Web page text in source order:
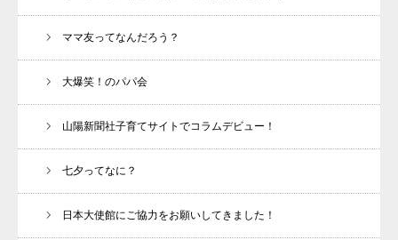
ママ友ってなんだろう？
大爆笑！のパパ会
山陽新聞社子育てサイトでコラムデビュー！
七夕ってなに？
日本大使館にご協力をお願いしてきました！